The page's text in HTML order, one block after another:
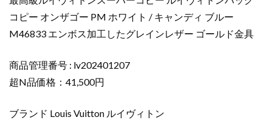
ヴ
ィ
ト
バ
ッ
コ
コピー オンザゴー PM ホワイト / キャンディ ブルー
M46833 エンボス加工したグレインレザー ゴールド金具
商品管理番号 : lv202401207
超N品価格：41,500円
ブランド Louis Vuitton ルイヴィトン